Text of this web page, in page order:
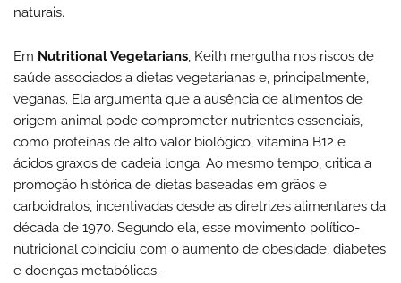
naturais.
Em Nutritional Vegetarians, Keith mergulha nos riscos de
saúde associados a dietas vegetarianas e, principalmente,
veganas. Ela argumenta que a ausência de alimentos de
origem animal pode comprometer nutrientes essenciais,
como proteínas de alto valor biológico, vitamina B12 e
ácidos graxos de cadeia longa. Ao mesmo tempo, critica a
promoção histórica de dietas baseadas em grãos e
carboidratos, incentivadas desde as diretrizes alimentares da
década de 1970. Segundo ela, esse movimento político-
nutricional coincidiu com o aumento de obesidade, diabetes
e doenças metabólicas.